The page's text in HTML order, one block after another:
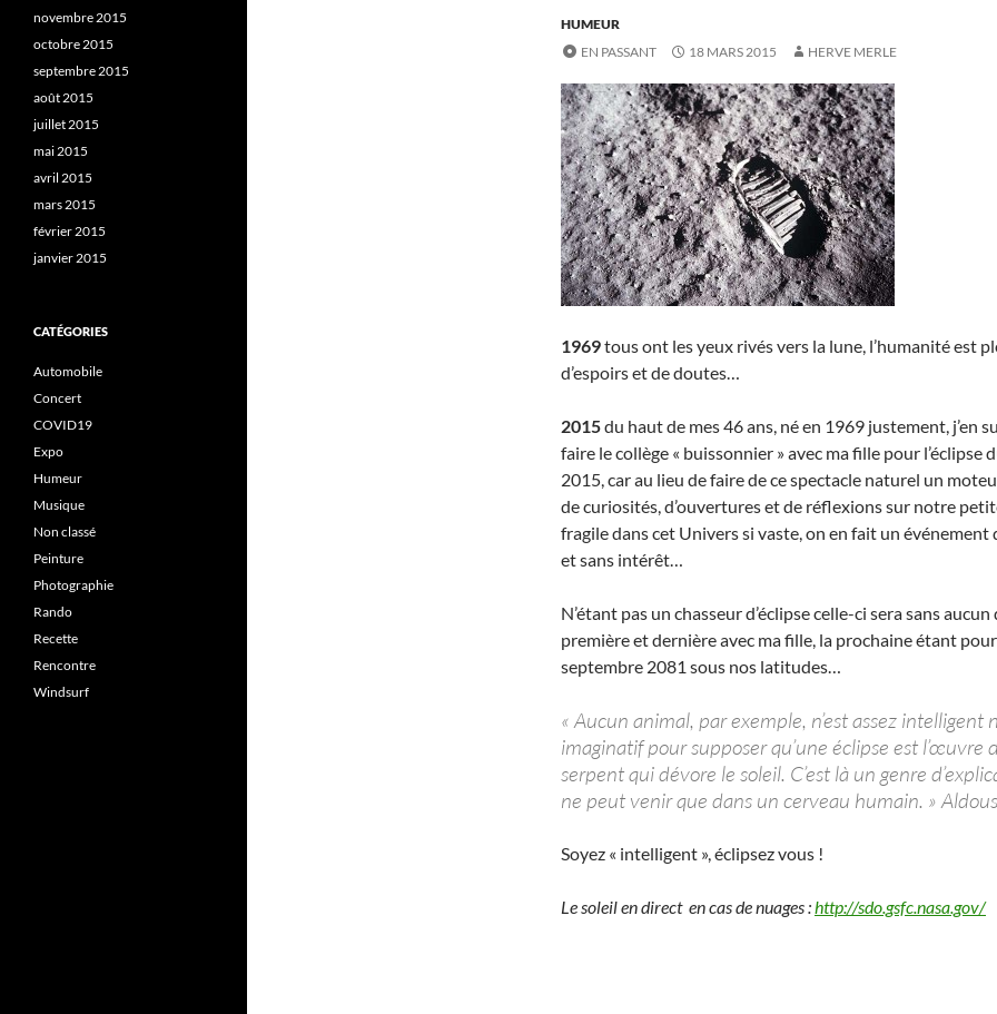
HUMEUR
EN PASSANT
18 MARS 2015 HERVE MERLE
1969tous ont les yeux rivés vers la lune, l’humanité est
d’espoirs et de doutes…
2015du haut de mes 46 ans, né en 1969 justement, j’en
faire le collège « buissonnier » avec ma fille pour l’éclipse
2015, car au lieu de faire de ce spectacle naturel un
de curiosités, d’ouvertures et de réflexions sur notre
fragile dans cet Univers si vaste, on en fait un événement
et sans intérêt…
N’étant pas un chasseur d’éclipse celle-ci sera sans
première et dernière avec ma fille, la prochaine étant
septembre 2081 sous nos latitudes…
« Aucun animal, par exemple, n’est assez intelligent
imaginatif pour supposer qu’une éclipse est l’œuvre
serpent qui dévore le soleil. C’est là un genre
ne peut venir que dans un cerveau humain. »
Soyez « intelligent », éclipsez vous !
Le soleil en direct en cas de nuages :http://sdo.gsfc.nasa.gov/
novembre 2015
octobre 2015
septembre 2015
août 2015
juillet 2015
mai 2015
avril 2015
mars 2015
février 2015
janvier 2015
CATÉGORIES
Automobile
Concert
COVID19
Expo
Humeur
Musique
Non classé
Peinture
Photographie
Rando
Recette
Rencontre
Windsurf